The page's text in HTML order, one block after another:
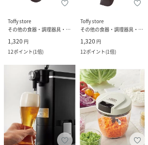
Toffy store
その他の食器・調理器具・キッチン用品
1,320 円
12ポイント(1倍)
Toffy store
その他の食器・調理器具・キッチン用品
1,320 円
12ポイント(1倍)